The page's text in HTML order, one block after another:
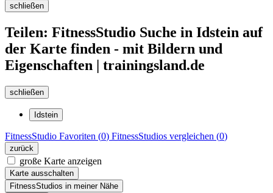
schließen
Teilen: FitnessStudio Suche in Idstein auf
der Karte finden - mit Bildern und
Eigenschaften | trainingsland.de
schließen
Idstein
FitnessStudio Favoriten (0) FitnessStudios vergleichen (0)
zurück
große Karte anzeigen
Karte ausschalten
FitnessStudios in meiner Nähe